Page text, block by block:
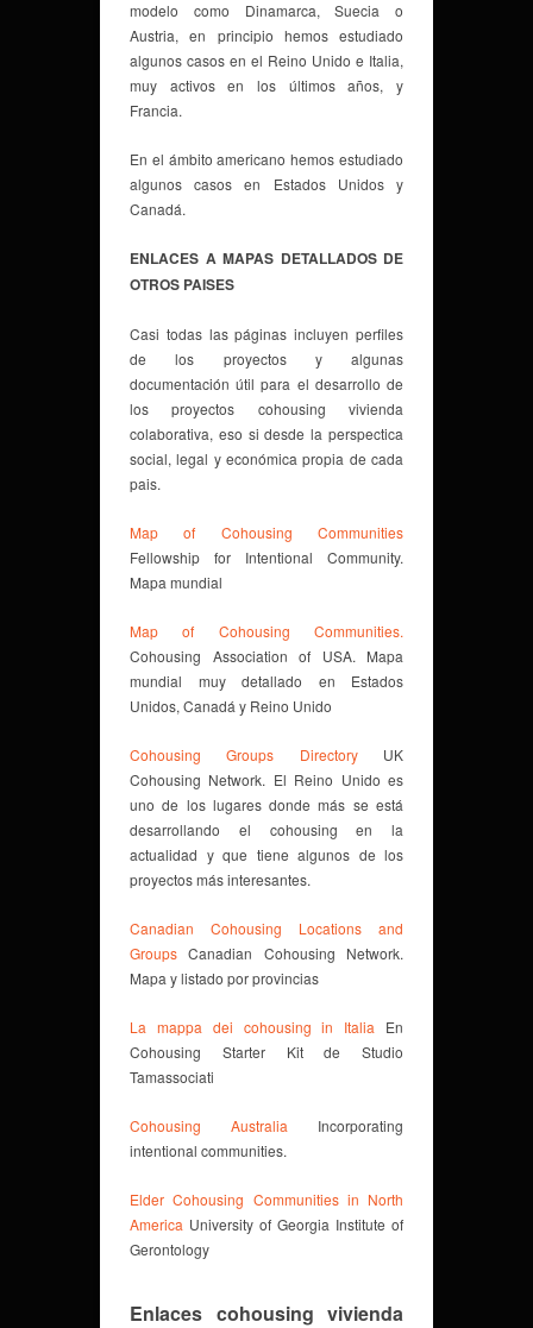
modelo como Dinamarca, Suecia o
Austria, en principio hemos estudiado
algunos casos en el Reino Unido e Italia,
muy activos en los últimos años, y
Francia.
En el ámbito americano hemos estudiado
algunos casos en Estados Unidos y
Canadá.
ENLACES A MAPAS DETALLADOS DE
OTROS PAISES
Casi todas las páginas incluyen perfiles
de los proyectos y algunas
documentación útil para el desarrollo de
los proyectos cohousing vivienda
colaborativa, eso si desde la perspectica
social, legal y económica propia de cada
pais.
Map of Cohousing Communities
Fellowship for Intentional Community.
Mapa mundial
Map of Cohousing Communities.
Cohousing Association of USA. Mapa
mundial muy detallado en Estados
Unidos, Canadá y Reino Unido
Cohousing Groups DirectoryUK
Cohousing Network. El Reino Unido es
uno de los lugares donde más se está
desarrollando el cohousing en la
actualidad y que tiene algunos de los
proyectos más interesantes.
Canadian Cohousing Locations and
Groups Canadian Cohousing Network.
Mapa y listado por provincias
La mappa dei cohousing in Italia En
Cohousing Starter Kit de Studio
Tamassociati
Cohousing Australia Incorporating
intentional communities.
Elder Cohousing Communities in North
America University of Georgia Institute of
Gerontology
Enlaces cohousing vivienda